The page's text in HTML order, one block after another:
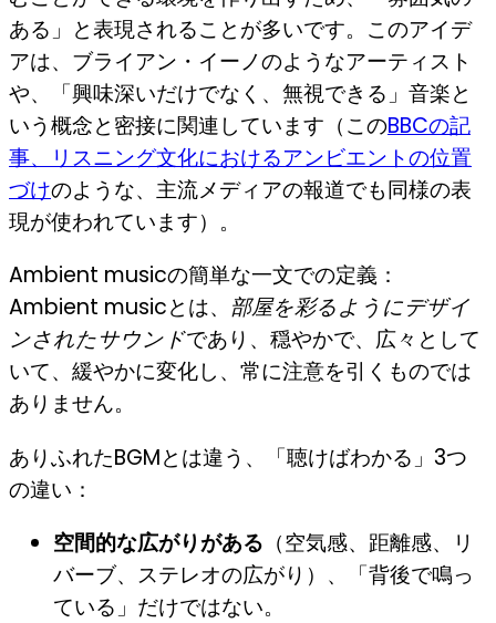
ある」と表現されることが多いです。このアイデ
アは、ブライアン・イーノのようなアーティスト
や、「興味深いだけでなく、無視できる」音楽と
いう概念と密接に関連しています（このBBCの記
事、リスニング文化におけるアンビエントの位置
づけのような、主流メディアの報道でも同様の表
現が使われています）。
Ambient musicの簡単な一文での定義：
Ambient musicとは、 部屋を彩るようにデザイ
ンされたサウンドであり、穏やかで、広々として
いて、緩やかに変化し、常に注意を引くものでは
ありません。
ありふれたBGMとは違う、「聴けばわかる」3つ
の違い：
空間的な広がりがある （空気感、距離感、リ
バーブ、ステレオの広がり）、「背後で鳴っ
ている」だけではない。